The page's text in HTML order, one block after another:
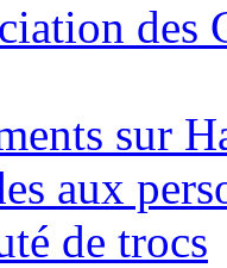
des
sur
aux
de trocs